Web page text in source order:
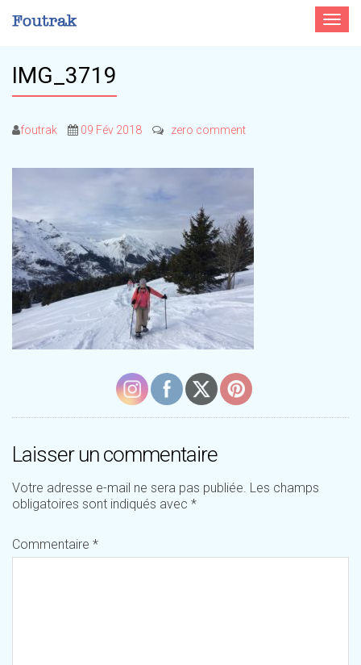
Toggle
IMG_3719
foutrak 09 Fév 2018 zero comment
Laisser un commentaire
Votre adresse e-mail ne sera pas publiée. Les champs
obligatoires sont indiqués avec *
Commentaire *